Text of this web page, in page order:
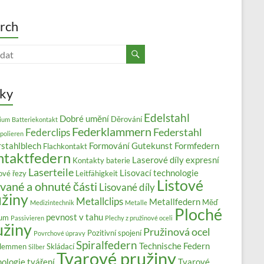
Batteriekontakt Dobré umění Děrování Edelstahl
FederclipsFederklammern Federstahl
Flachkontakt FormováníGutekunst Formfedern
Kontakty baterie Laserové díly expresní
řezy Laserteile Leitfähigkeit Lisovací technologie
a ohnuté části Lisované díly Listové
Medizintechnik Metallclips Metalle Metallfedern Měď
Passivieren pevnost v tahu Plechy z pružinové oceli Ploché
Povrchové úpravy Pozitivní spojení Pružinová ocel
Silber SkládacíSpiralfedern Technische Federn
tvářeníTvarové pružinyTvarové